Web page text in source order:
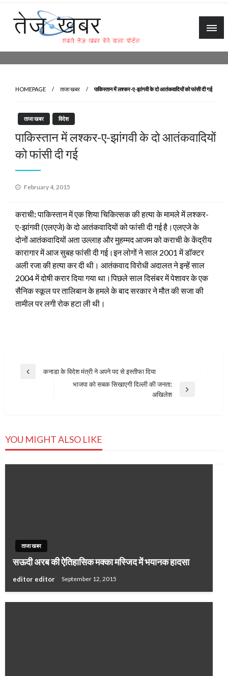
Skip
content
HOMEPAGE ताजा खबर पाकिस्तान में लश्कर-ए-झांगवी के दो आतंकवादियों को फांसी दी गई
ताजा खबर विदेश
पाकिस्तान में लश्कर-ए-झांगवी के दो आतंकवादियों
को फांसी दी गई
Posted
February 4, 2015
कराची:पाकिस्तान में एक शिया चिकित्सक की हत्या के मामले में लश्कर-
ए-झांगवी (एलएजे) के दो आतंकवादियों को फांसी दी गई है।एलएजे के
दोनों आतंकवादियों अता उल्लाह और मुहम्मद आजम को कराची के केंद्रीय
कारागार में आज सुबह फांसी दी गई।इन लोगों ने साल 2001 में डॉक्टर
अली रजा की हत्या कर दी थी। आतंकवाद विरोधी अदालत ने इन्हें साल
2004 में दोषी करार दिया गया था।पिछले साल दिसंबर में पेशावर के एक
सैनिक स्कूल पर तालिबान के हमले के बाद सरकार ने मौत की सजा की
तामील पर लगी रोक हटा ली थी।
Post
Previous
कनाडा के विदेश मंत्री ने अपने पद से इस्तीफा दिया
भाजपा को सबक सिखाएगी दिल्ली की जनता:
अखिलेश
YOU MIGHT ALSO LIKE
ताजा खबर
सऊदी अरब की ऐतिहासिक मक्का मस्जिद में भयानक हादसा
editor editor September 12, 2015